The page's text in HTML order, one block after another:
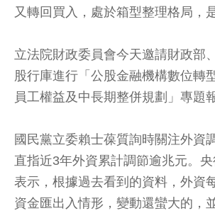
又轉回買入，處於箱型整理格局，
立法院財政委員會今天邀請財政部
股行庫進行「公股金融機構數位轉
員工權益及中長期整併規劃」專題
國民黨立委賴士葆質詢時關注外資
直指近3年外資累計調節逾兆元。
表示，根據過去看到的資料，外資
資金匯出入情形，變動還蠻大的，